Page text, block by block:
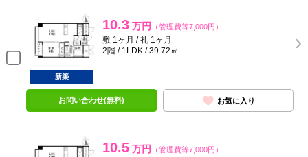
10.3 万円 （管理費等7,000円）
敷 1ヶ月 / 礼 1ヶ月
2階 / 1LDK / 39.72㎡
新築
お問い合わせ(無料) お気に入り
10.5 万円 （管理費等7,000円）